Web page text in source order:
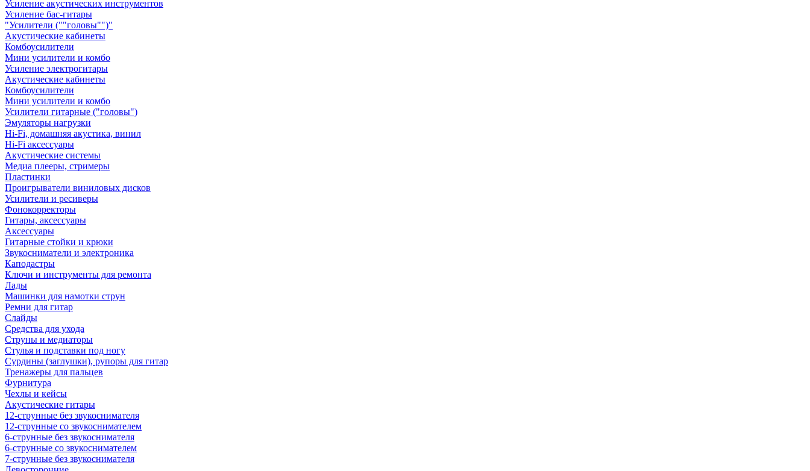
Усиление акустических инструментов
Усиление бас-гитары
"Усилители (""головы"")"
Акустические кабинеты
Комбоусилители
Мини усилители и комбо
Усиление электрогитары
Акустические кабинеты
Комбоусилители
Мини усилители и комбо
Усилители гитарные ("головы")
Эмуляторы нагрузки
Hi-Fi, домашняя акустика, винил
Hi-Fi аксессуары
Акустические системы
Медиа плееры, стримеры
Пластинки
Проигрыватели виниловых дисков
Усилители и ресиверы
Фонокорректоры
Гитары, аксессуары
Аксессуары
Гитарные стойки и крюки
Звукосниматели и электроника
Каподастры
Ключи и инструменты для ремонта
Лады
Машинки для намотки струн
Ремни для гитар
Слайды
Средства для ухода
Струны и медиаторы
Стулья и подставки под ногу
Сурдины (заглушки), рупоры для гитар
Тренажеры для пальцев
Фурнитура
Чехлы и кейсы
Акустические гитары
12-струнные без звукоснимателя
12-струнные со звукоснимателем
6-струнные без звукоснимателя
6-струнные со звукоснимателем
7-струнные без звукоснимателя